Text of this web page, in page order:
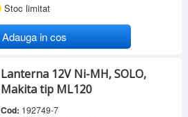
Stoc limitat
Adauga in cos
Lanterna 12V Ni-MH, SOLO,
Makita tip ML120
Cod: 192749-7